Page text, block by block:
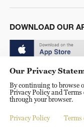
DOWNLOAD OUR
© China Radio
Shijingshan Road,
Our Privacy
By continuing to browse
Privacy Policy and Terms
through your browser.
Privacy Policy Terms